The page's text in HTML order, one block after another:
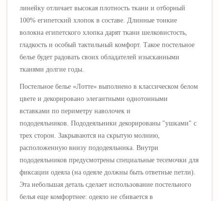
линейку отличает высокая плотность ткани и отборный
100% египетский хлопок в составе. Длинные тонкие
волокна египетского хлопка дарят ткани шелковистость,
гладкость и особый тактильный комфорт. Такое постельное
белье будет радовать своих обладателей изысканными
тканями долгие годы.
Постельное белье «Лотте» выполнено в классическом белом
цвете и декорировано элегантными однотонными
вставками по периметру наволочек и
пододеяльников. Пододеяльники декорированы "ушками" с
трех сторон. Закрываются на скрытую молнию,
расположенную внизу пододеяльника. Внутри
пододеяльников предусмотрены специальные тесемочки для
фиксации одеяла (на одеяле должны быть ответные петли).
Эта небольшая деталь сделает использование постельного
белья еще комфортнее: одеяло не сбивается в